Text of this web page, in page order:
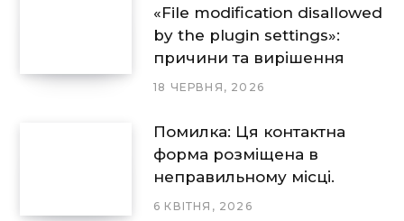
«File modification disallowed
by the plugin settings»:
причини та вирішення
18 ЧЕРВНЯ, 2026
Помилка: Ця контактна
форма розміщена в
неправильному місці.
6 КВІТНЯ, 2026